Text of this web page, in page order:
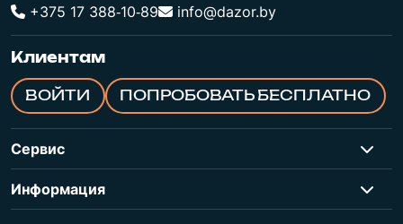
+375 17 388‑10‑89
info@dazor.by
Клиентам
ВОЙТИ ПОПРОБОВАТЬ БЕСПЛАТНО
Сервис
Информация